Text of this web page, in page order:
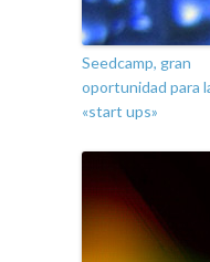
Seedcamp, gran
oportunidad para
«start ups»